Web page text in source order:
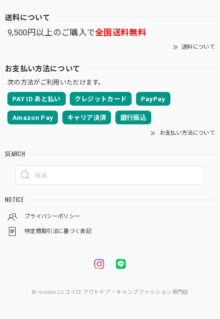
送料について
9,500円以上のご購入で全国送料無料
送料について
お支払い方法について
次の方法がご利用いただけます。
PAY ID あと払い クレジットカード PayPay
Amazon Pay キャリア決済 銀行振込
お支払い方法について
SEARCH
NOTICE
プライバシーポリシー
特定商取引法に基づく表記
© nicoilo |ニコイロ アウトドア・キャンプファッション専門店